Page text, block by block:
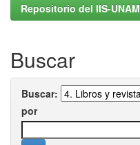
Repositorio del IIS-UNAM
Buscar
Buscar:
por